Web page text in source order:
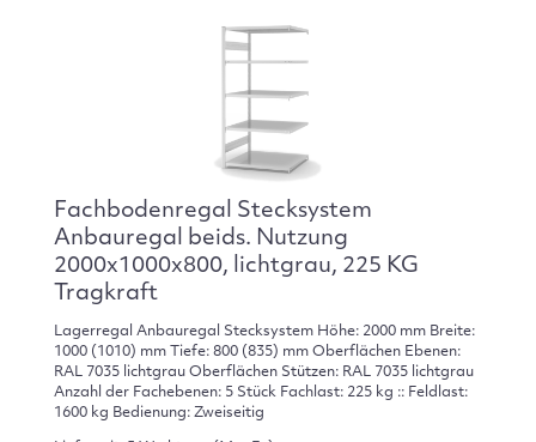
Fachbodenregal Stecksystem
Anbauregal beids. Nutzung
2000x1000x800, lichtgrau, 225 KG
Tragkraft
Lagerregal Anbauregal Stecksystem Höhe: 2000 mm Breite:
1000 (1010) mm Tiefe: 800 (835) mm Oberflächen Ebenen:
RAL 7035 lichtgrau Oberflächen Stützen: RAL 7035 lichtgrau
Anzahl der Fachebenen: 5 Stück Fachlast: 225 kg :: Feldlast:
1600 kg Bedienung: Zweiseitig